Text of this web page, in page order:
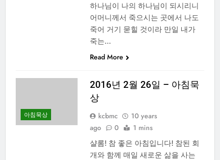
하나님이 나의 하나님이 되시리니
어머니께서 죽으시는 곳에서 나도
죽어 거기 묻힐 것이라 만일 내가
죽는…
Read More
아침묵상
2016년 2월 26일 – 아침묵
상
kcbmc
10 years
ago
0 1 mins
샬롬! 참 좋은 아침입니다! 참된 회
개와 함께 매일 새로운 삶을 사는